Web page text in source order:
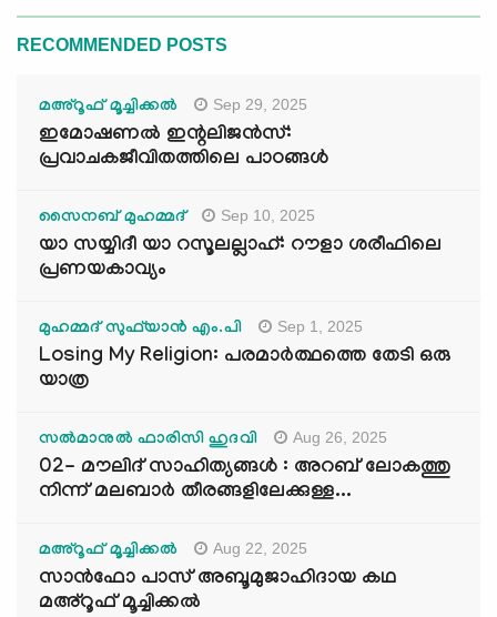
RECOMMENDED POSTS
മഅ്റൂഫ് മൂച്ചിക്കല്‍ Sep 29, 2025
ഇമോഷണൽ ഇന്റലിജൻസ്:
പ്രവാചകജീവിതത്തിലെ പാഠങ്ങൾ
സൈനബ് മുഹമ്മദ് Sep 10, 2025
യാ സയ്യിദീ യാ റസൂലല്ലാഹ്: റൗളാ ശരീഫിലെ
പ്രണയകാവ്യം
മുഹമ്മദ് സുഫ്‌യാൻ എം.പി Sep 1, 2025
Losing My Religion: പരമാർത്ഥത്തെ തേടി ഒരു
യാത്ര
സൽമാനുൽ ഫാരിസി ഹുദവി Aug 26, 2025
02- മൗലിദ് സാഹിത്യങ്ങൾ : അറബ് ലോകത്തു
നിന്ന് മലബാർ തീരങ്ങളിലേക്കുള്ള...
മഅ്റൂഫ് മൂച്ചിക്കല്‍ Aug 22, 2025
സാൻഫോ പാസ് അബൂമുജാഹിദായ കഥ
മഅ്റൂഫ് മൂച്ചിക്കല്‍